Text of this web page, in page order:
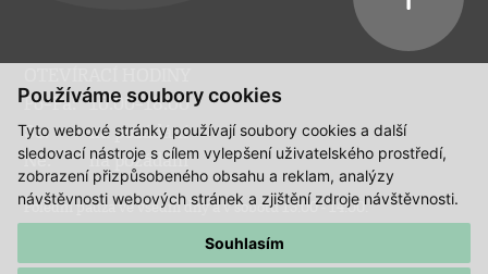
Používáme soubory cookies
Tyto webové stránky používají soubory cookies a další
sledovací nástroje s cílem vylepšení uživatelského prostředí,
zobrazení přizpůsobeného obsahu a reklam, analýzy
návštěvnosti webových stránek a zjištění zdroje návštěvnosti.
Souhlasím
Po–Pá:
10.00–18.00
So:
na požádání
Ne:
na požádání
Polední pauza ve všední dny a v sobotu 13:00 - 14:00.